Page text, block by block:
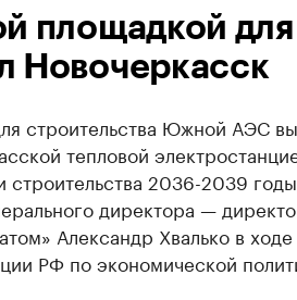
площадкой для
Новочеркасск
строительства Южной АЭС
тепловой
2036-2039
директора —
Александр Хвалько в ходе
РФ по экономической